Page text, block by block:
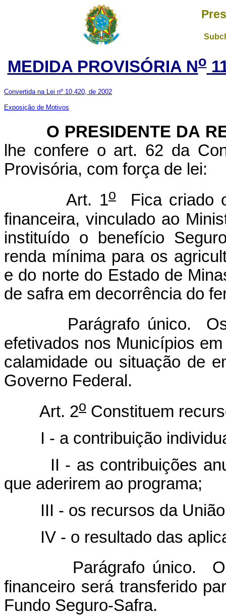
MEDIDA PROVISÓRIA No
Convertida na Lei nº 10.420, de 2002
Exposição de Motivos
O PRESIDENTE DA
lhe confere o art. 62 da
Provisória, com força de lei:
Art. 1oFica criado o
financeira, vinculado ao
instituído o benefício
renda mínima para os
e do norte do Estado de
de safra em decorrência do
Parágrafo único.
efetivados nos Municípios
calamidade ou situação de
Governo Federal.
Art. 2o Constituem
I - a contribuição
II - as contribuições
que aderirem ao programa;
III - os recursos da União
IV - o resultado das
Parágrafo único.
financeiro será transferido
Fundo Seguro-Safra.